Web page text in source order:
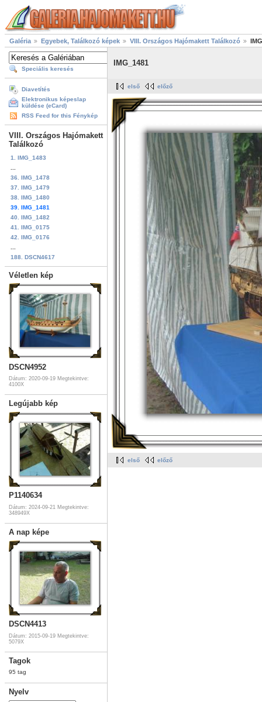
Galéria Egyebek, Találkozó képek VIII. Országos Hajómakett Találkozó
Speciális keresés
Diavetítés
Elektronikus képeslap
küldése (eCard)
RSS Feed for this Fénykép
VIII. Országos Hajómakett
Találkozó
1. IMG_1483
36. IMG_1478
37. IMG_1479
38. IMG_1480
39. IMG_1481
40. IMG_1482
41. IMG_0175
42. IMG_0176
188. DSCN4617
Véletlen kép
DSCN4952
Dátum: 2020-09-19 Megtekintve:
4100X
Legújabb kép
P1140634
Dátum: 2024-09-21 Megtekintve:
348949X
A nap képe
DSCN4413
Dátum: 2015-09-19 Megtekintve:
5079X
Tagok
95 tag
Nyelv
IMG_1481
első előző
első előző